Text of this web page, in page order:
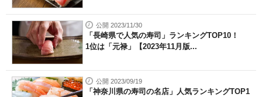
公開 2023/11/30
「長崎県で人気の寿司」ランキングTOP10！
1位は「元禄」【2023年11月版...
公開 2023/09/19
「神奈川県の寿司の名店」人気ランキングTOP1